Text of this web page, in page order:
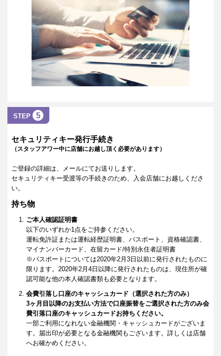
STEP 5
セキュリティキー発行手続き
（スタッフアワー中に店舗にお越し頂く必要があります）
ご登録の詳細は、メールにてお送りします。
セキュリティキー受渡等の手続きのため、入会店舗にお越しくださ
い。
持ち物
ご本人確認証明書
以下のいずれか1点をご持参ください。
運転免許証または運転経歴証明書、パスポート、資格確認書、
マイナンバーカード、在留カード/特別永住者証明書
※パスポートについては2020年2月3日以前に発行されたものに
限ります。2020年2月4日以降に発行されたものは、現住所が確
認可能な他の本人確認書類も必要となります。
会費引落し口座のキャッシュカード（選択された方のみ）
3ヶ月目以降のお支払い方法で口座振替をご選択された方のみ会
費引落口座のキャッシュカードお持ちください。
一部ご利用になれない金融機関・キャッシュカードがございま
す。届出印が必要となる金融機関もございます。詳しくは店舗
へお確かめください。